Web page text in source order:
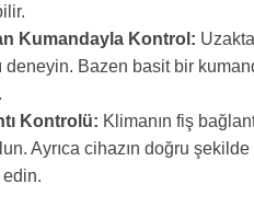
Kumandayla Kontrol:
deneyin. Bazen basit bir
Kontrolü: Klimanın fiş
Ayrıca cihazın doğru
edin.